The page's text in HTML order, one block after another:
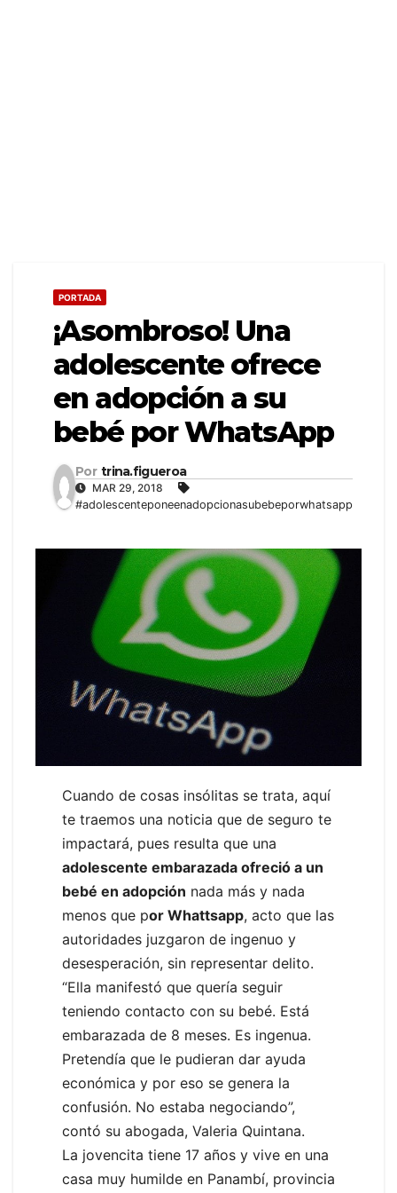
PORTADA
¡Asombroso! Una
adolescente ofrece
en adopción a su
bebé por WhatsApp
Por trina.figueroa
MAR 29, 2018
#adolescenteponeenadopcionasubebeporwhatsapp
Cuando de cosas insólitas se trata, aquí
te traemos una noticia que de seguro te
impactará, pues resulta que una
adolescente embarazada ofreció a un
bebé en adopción nada más y nada
menos que por Whattsapp, acto que las
autoridades juzgaron de ingenuo y
desesperación, sin representar delito.
“Ella manifestó que quería seguir
teniendo contacto con su bebé. Está
embarazada de 8 meses. Es ingenua.
Pretendía que le pudieran dar ayuda
económica y por eso se genera la
confusión. No estaba negociando”,
contó su abogada, Valeria Quintana.
La jovencita tiene 17 años y vive en una
casa muy humilde en Panambí, provincia